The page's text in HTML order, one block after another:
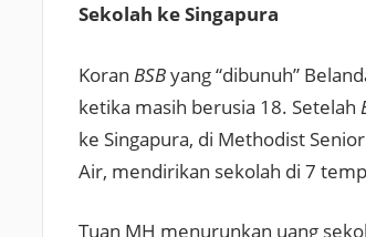
Sekolah ke Singapura
Koran BSByang “dibunuh”
ketika masih berusia 18. Setelah
ke Singapura, di Methodist
Air, mendirikan sekolah di 7
Tuan MH menurunkan uang